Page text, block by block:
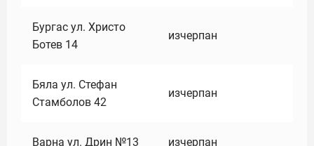
Бургас ул. Христо
Ботев 14
изчерпан
Бяла ул. Стефан
Стамболов 42
изчерпан
Варна ул. Дрин №13 изчерпан